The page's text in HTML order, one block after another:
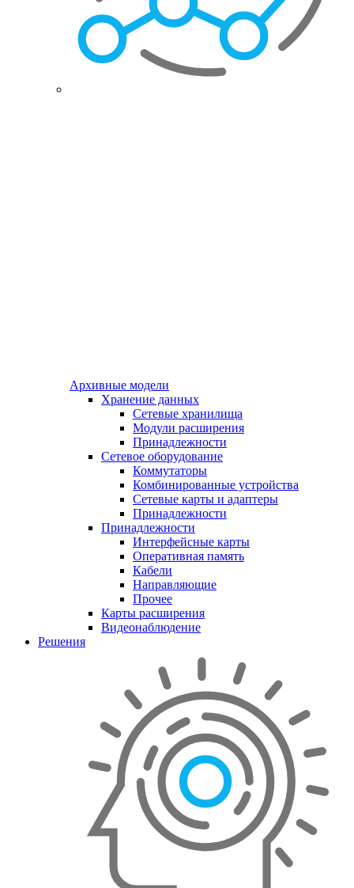
Архивные модели
Хранение данных
Сетевые хранилища
Модули расширения
Принадлежности
Сетевое оборудование
Коммутаторы
Комбинированные устройства
Сетевые карты и адаптеры
Принадлежности
Принадлежности
Интерфейсные карты
Оперативная память
Кабели
Направляющие
Прочее
Карты расширения
Видеонаблюдение
Решения